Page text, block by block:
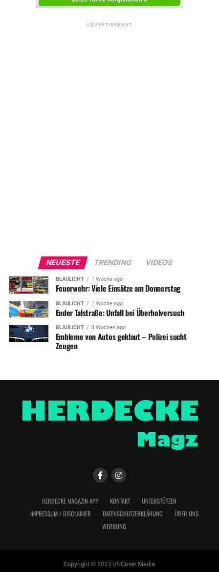
ADVERTISEMENT
NEUESTE TRENDING VIDEOS
BLAULICHT 1 Woche ago
Feuerwehr: Viele Einsätze am Donnerstag
BLAULICHT 1 Woche ago
Ender Talstraße: Unfall bei Überholversuch
BLAULICHT 3 Wochen ago
Embleme von Autos geklaut – Polizei sucht
Zeugen
HERDECKE MAGAZIN APP KONTAKT
UNTERSTÜTZEN
IMPRESSUM / DISCLAIMER
DATENSCHUTZERKLÄRUNG
ÜBER UNS
WERBUNG
Copyright © 2023 UNCover Media